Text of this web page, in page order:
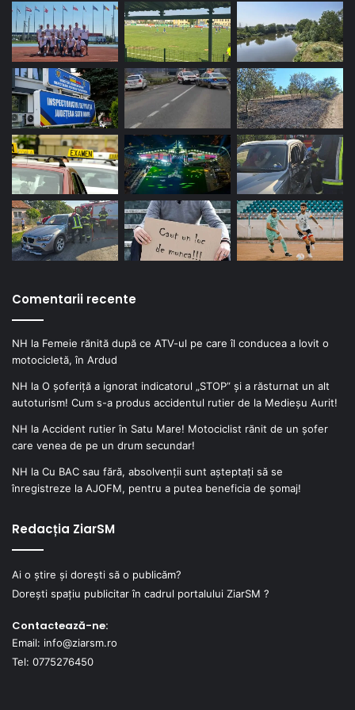
Comentarii recente
NH la Femeie rănită după ce ATV-ul pe care îl conducea a lovit o
motocicletă, în Ardud
NH la O șoferiță a ignorat indicatorul „STOP” și a răsturnat un alt
autoturism! Cum s-a produs accidentul rutier de la Medieșu Aurit!
NH la Accident rutier în Satu Mare! Motociclist rănit de un șofer
care venea de pe un drum secundar!
NH la Cu BAC sau fără, absolvenții sunt așteptați să se
înregistreze la AJOFM, pentru a putea beneficia de șomaj!
Redacția ZiarSM
Ai o știre și dorești să o publicăm?
Dorești spațiu publicitar în cadrul portalului ZiarSM ?
Contactează-ne:
Email: info@ziarsm.ro
Tel: 0775276450